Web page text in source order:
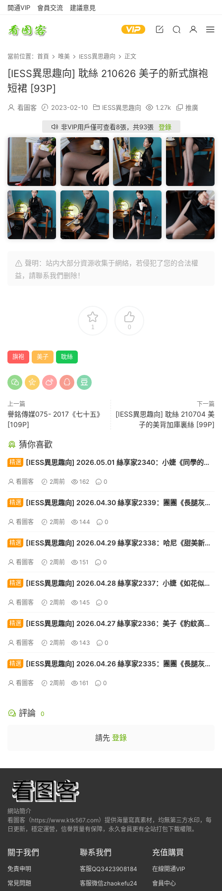
開通VIP 會員交流 建議意見
當前位置： 首頁 唯美 IESS異思趣向 正文
[IESS異思趣向] 耽絲 210626 美子的新式旗袍
短裙 [93P]
看圖客 2023-02-10 IESS異思趣向 1.27k 推廣
非VIP用戶僅可查看8張，共93張 登錄
聲明：站内大部分資源收集于網絡，若侵犯了您的合法權
益，請聯系我們删除！
1 0
旗袍 美子 耽絲
上一篇
譽銘傳媒075- 2017《七十五》
[109P]
下一篇
[IESS異思趣向] 耽絲 210704 美
子的美背加庫裏絲 [99P]
猜你喜歡
精選
[IESS異思趣向] 2026.05.01 絲享家2340：小婕《同學的解
看圖客 2周前 162 0
精選
[IESS異思趣向] 2026.04.30 絲享家2339：團團《長腿灰絲
看圖客 2周前 144 0
精選
[IESS異思趣向] 2026.04.29 絲享家2338：哈尼《甜美新
看圖客 2周前 151 0
精選
[IESS異思趣向] 2026.04.28 絲享家2337：小婕《如花似
看圖客 2周前 145 0
精選
[IESS異思趣向] 2026.04.27 絲享家2336：美子《豹紋高
看圖客 2周前 143 0
精選
[IESS異思趣向] 2026.04.26 絲享家2335：團團《長腿灰絲
看圖客 2周前 161 0
評論 0
請先 登錄
網站簡介
看圖客（https://www.ktk567.com）提供海量寫真素材，均無第三方水印，每
日更新，穩定運營，信譽質量有保障，永久會員更有全站打包下載權限。
關于我們
免責申明
常見問題
聯系我們
客服QQ3423908184
客服微信zhaokefu24
充值購買
在線開通VIP
會員中心